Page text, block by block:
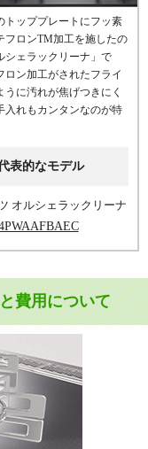
トッププレートにフッ素
フロンTM加工を施したの
シェラックリーナ」で
ロン加工がされたフライ
うに汚れが焦げつきにく
入れもカンタンなのが特
表的なモデル
オルシェラックリーナ
費用について